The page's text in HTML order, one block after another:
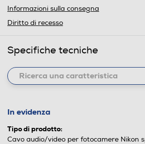
Informazioni sulla consegna
Diritto di recesso
Specifiche tecniche
In evidenza
Tipo di prodotto:
Cavo audio/video per fotocamere Nikon